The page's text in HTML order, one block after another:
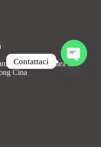
Town, Contea di
Cina
Contattaci